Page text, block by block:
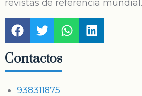
revistas de referência mundial.
Contactos
938311875